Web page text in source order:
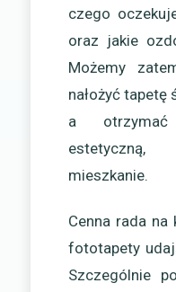
czego
oraz jakie
Możemy
nałożyć tapetę
a
estetyczną,
mieszkanie.
Cenna rada na
fototapety
Szczególnie